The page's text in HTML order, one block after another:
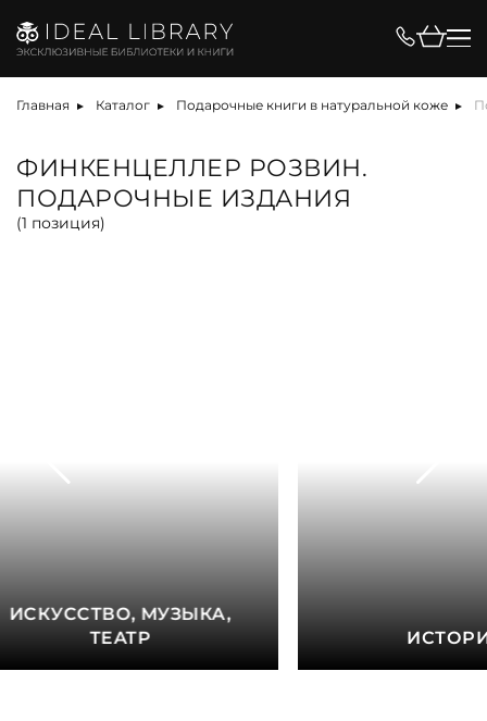
Главная Каталог Подарочные книги в натуральной коже
ФИНКЕНЦЕЛЛЕР РОЗВИН.
ПОДАРОЧНЫЕ ИЗДАНИЯ
(1 позиция)
ИСКУССТВО, МУЗЫКА,
ТЕАТР
Цена, ₽
Вид
Язык